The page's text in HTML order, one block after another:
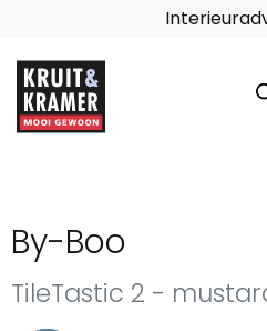
By-Boo
TileTastic 2 -